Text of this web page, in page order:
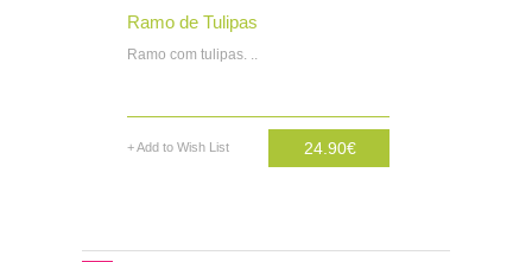
Ramo de Tulipas
Ramo com tulipas. ..
+ Add to Wish List 24.90€